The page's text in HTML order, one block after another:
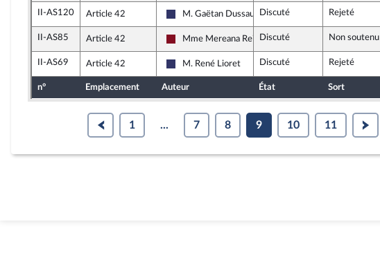
II-AS120 Article 42
Rassemblement National
M. Gaëtan DussausayeDiscuté Rejeté
II-AS85 Article 42
Gauche Démocrate et Républicaine
Mme Mereana Reid Arbelot
Discuté Non soutenu
II-AS69 Article 42
Rassemblement National
M. René Lioret Discuté Rejeté
n° Emplacement Auteur État Sort
1 ... 7 8 9 10 11